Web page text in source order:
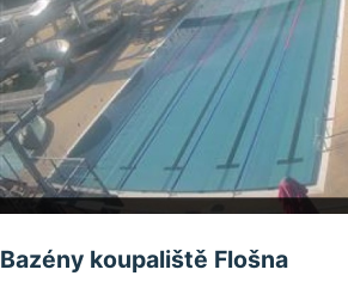
Bazény koupaliště Flošna